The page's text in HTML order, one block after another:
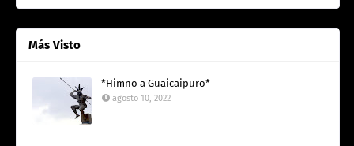
Más Visto
*Himno a Guaicaipuro*
agosto 10, 2022